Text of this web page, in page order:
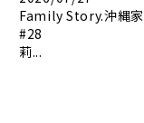
Family Story.沖縄
#28
莉...